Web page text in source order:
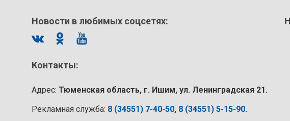
Новости в любимых соцсетях:
Контакты:
Адрес: Тюменская область, г. Ишим, ул. Ленинградская 21.
Рекламная служба: 8 (34551) 7-40-50, 8 (34551) 5-15-90.